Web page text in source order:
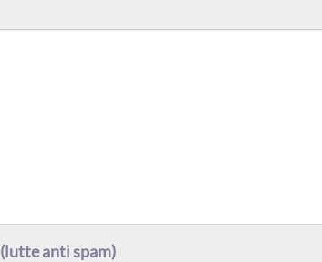
(lutte anti spam)